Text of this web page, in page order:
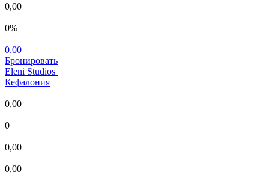
0,00
0%
0.00
Бронировать
Eleni Studios
Кефалония
0,00
0
0,00
0,00